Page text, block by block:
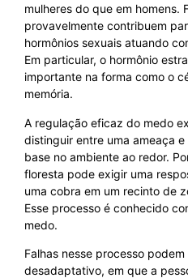
mulheres do que em homens.
provavelmente contribuem
hormônios sexuais atuando
Em particular, o hormônio
importante na forma como o
memória.
A regulação eficaz do medo
distinguir entre uma ameaça
base no ambiente ao redor.
floresta pode exigir uma
uma cobra em um recinto de
Esse processo é conhecido
medo.
Falhas nesse processo
desadaptativo, em que a